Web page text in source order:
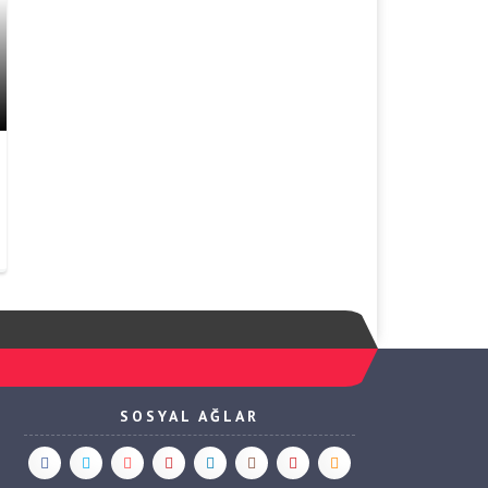
SOSYAL AĞLAR